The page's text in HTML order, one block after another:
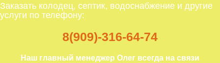
Заказать колодец, септик, водоснабжение и другие
услуги по телефону:
8(909)-316-64-74
Наш главный менеджер Олег всегда на связи